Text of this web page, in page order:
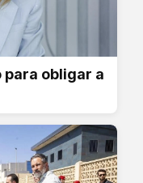
para obligar a